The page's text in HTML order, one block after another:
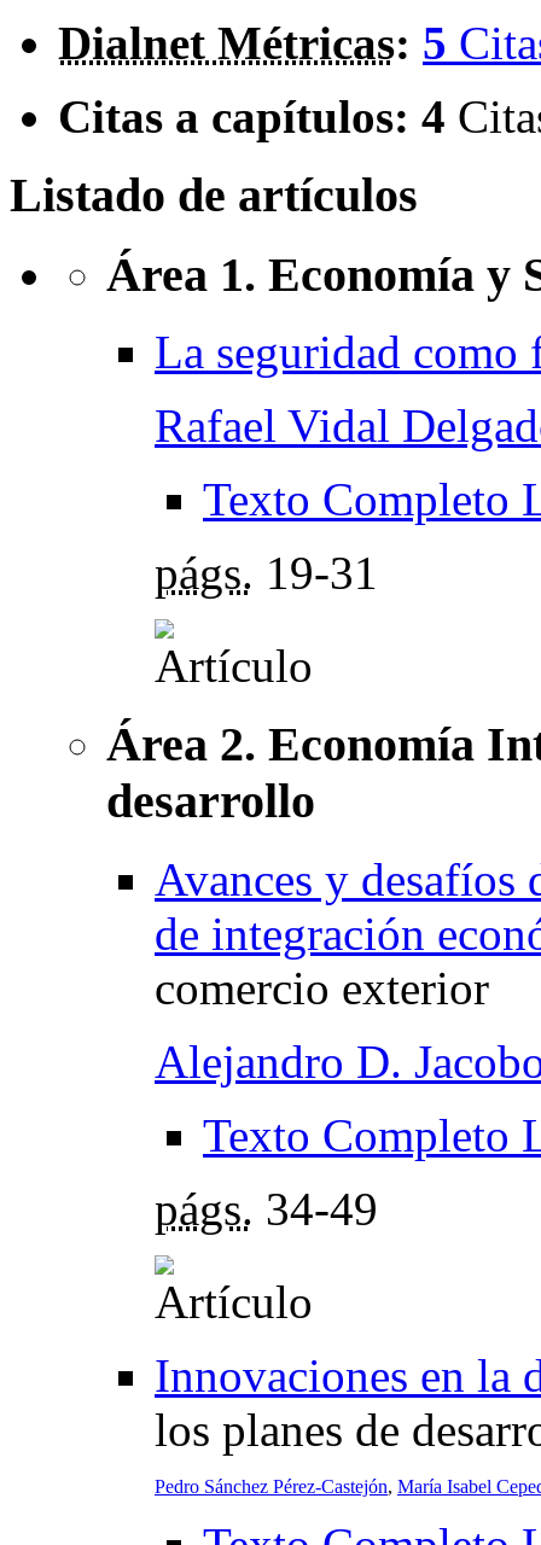
Dialnet Métricas: 5
Citas a capítulos: 4
Listado de artículos
Área 1. Economía y
La seguridad como
Rafael Vidal
Texto Completo
págs. 19-31
Área 2. Economía
desarrollo
Avances y
de integración
comercio exterior
Alejandro D.
Texto Completo
págs. 34-49
Innovaciones en la
los planes de
Pedro Sánchez Pérez-Castejón, María Isabel